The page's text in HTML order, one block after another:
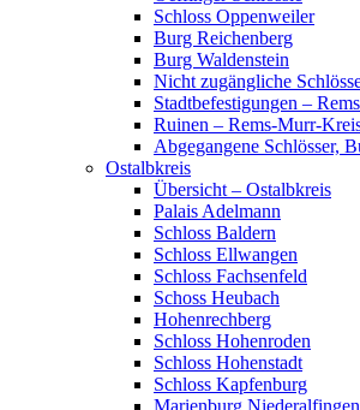
Schloss Oppenweiler
Burg Reichenberg
Burg Waldenstein
Nicht zugängliche
Stadtbefestigungen –
Ruinen – Rems-Murr-
Abgegangene Schlösser,
Ostalbkreis
Übersicht – Ostalbkreis
Palais Adelmann
Schloss Baldern
Schloss Ellwangen
Schloss Fachsenfeld
Schoss Heubach
Hohenrechberg
Schloss Hohenroden
Schloss Hohenstadt
Schloss Kapfenburg
Marienburg Niederalfingen